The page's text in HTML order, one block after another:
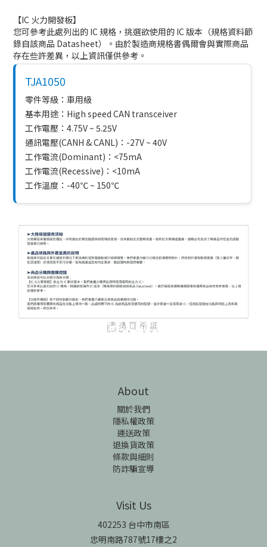
【IC 火力開發板】
您可參考此處列出的 IC 規格，挑選欲使用的 IC 版本（規格資料節
錄自該商品 Datasheet）。由於製造商規格書偶爾會與實際商品
存在些許差異，以上資訊僅供參考。
TJA1050
零件等級：車用級
基本用途：High speed CAN transceiver
工作電壓：4.75V ~ 5.25V
通訊電壓(CANH & CANL)：-27V ~ 40V
工作電流(Dominant)：<75mA
工作電流(Recessive)：<10mA
工作溫度：-40℃ ~ 150℃
About
關於我們
隱私權政策
運送政策
退換貨政策
條款與細則
防詐騙宣導
Visit Us
402253 台中市南區
忠明南路787號17樓之2